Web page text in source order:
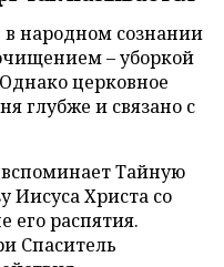
народном сознании
– уборкой
церковное
глубже и связано с
Тайную
Иисуса Христа со
его распятия.
Спаситель